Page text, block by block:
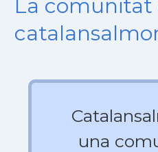
La comunitat
una